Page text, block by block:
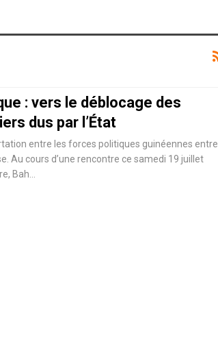
: vers le déblocage des
dus par l’État
entre les forces politiques guinéennes entre
Au cours d’une rencontre ce samedi 19 juillet
Bah…